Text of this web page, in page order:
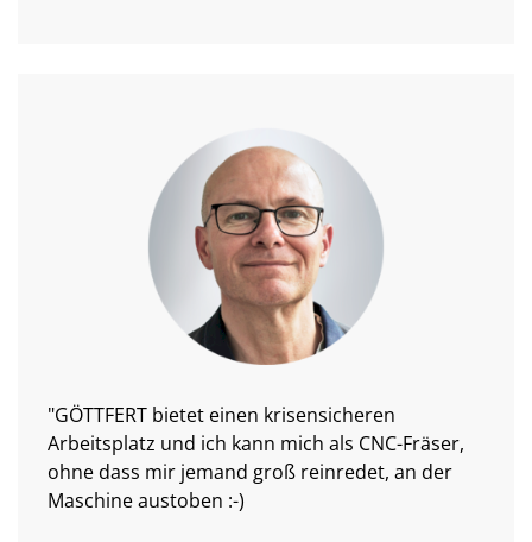
"GÖTTFERT bietet einen krisensicheren
Arbeitsplatz und ich kann mich als CNC-Fräser,
ohne dass mir jemand groß reinredet, an der
Maschine austoben :-)